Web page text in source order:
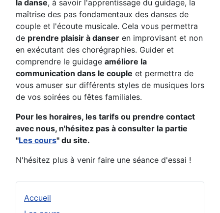
Accueil
la danse, à savoir l'apprentissage du guidage, la
maîtrise des pas fondamentaux des danses de
couple et l'écoute musicale. Cela vous permettra
de prendre plaisir à danser en improvisant et non
en exécutant des chorégraphies. Guider et
comprendre le guidage améliore la
communication dans le couple et permettra de
vous amuser sur différents styles de musiques lors
de vos soirées ou fêtes familiales.
Pour les horaires, les tarifs ou prendre contact
avec nous, n'hésitez pas à consulter la partie
"Les cours" du site.
N'hésitez plus à venir faire une séance d'essai !